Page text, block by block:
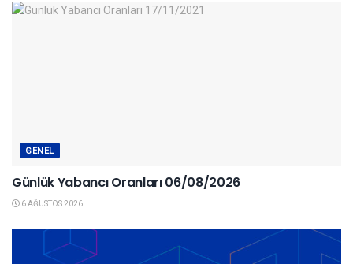
GENEL
Günlük Yabancı Oranları 06/08/2026
6 AĞUSTOS 2026